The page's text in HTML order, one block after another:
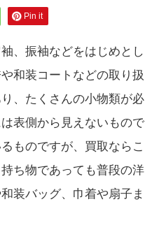
Pin it
、振袖などをはじめとし
和装コートなどの取り扱
、たくさんの小物類が必
表側から見えないもので
ものですが、買取ならこ
ち物であっても普段の洋
装バッグ、巾着や扇子ま